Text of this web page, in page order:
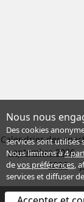
Calendrier des
septembre 2026
2026
Nous nous
Des cookies
services sont utilisés
Nous limitons à4
devos préférences,
services et diffuser